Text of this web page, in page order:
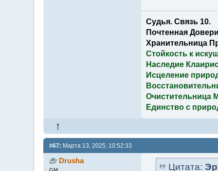
Судья. Связь 10.
Почтенная
Хранительница
Стойкость к
Наследие
Исцеление
Очистительница
Единство с
#67: Марта 13, 2025, 10:52:33
Drusha
Цитата: